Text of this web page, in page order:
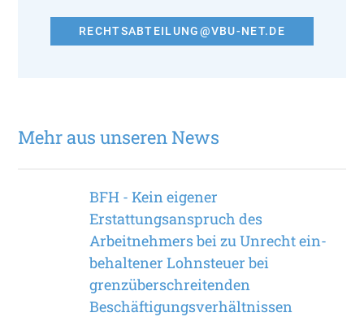
Mehr aus unseren News
BFH - Kein eigener
Erstattungsanspruch des
Arbeitnehmers bei zu Unrecht ein­
behaltener Lohnsteuer bei
grenzüberschreitenden
Beschäftigungsverhältnissen
RECHTSABTEILUNG@VBU-NET.DE